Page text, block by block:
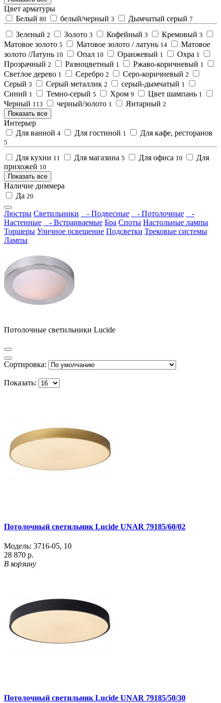
Цвет арматуры
Белый 80 белый/черный 3 Дымчатый серый 7
Зеленый 2 Золото 3 Кофейный 3 Кремовый 3
Матовое золото 5 Матовое золото / латунь 14
Матовое
золото /Латунь 10 Опал 10 Оранжевый 1 Охра 1
Прозрачный 2 Разноцветный 1 Ржаво-коричневый 1
Светлое дерево 1 Серебро 2 Серо-коричневый 2
Серый 3 Серый металлик 2 серый-дымчатый 1
Синий 1 Темно-серый 5 Хром 9 Цвет шампань 1
Черный 113 черный/золото 1 Янтарный 2
Показать все
Интерьер
Для ванной 4 Для гостиной 1 Для кафе, ресторанов
5
Для кухни 11 Для магазина 5 Для офиса 10
Для
прихожей 10
Показать все
Наличие диммера
Да 20
Люстры Светильники - Подвесные - Потолочные
-
Настенные
- Встраиваемые Бра Споты Настольные лампы
Торшеры Уличное освещение Подсветки Трековые системы
Лампы
Потолочные светильники Lucide
Сортировка:
Показать:
Потолочный светильник Lucide UNAR 79185/60/02
Модель: 3716-05, 10
28 870 р.
В корзину
Потолочный светильник Lucide UNAR 79185/50/30